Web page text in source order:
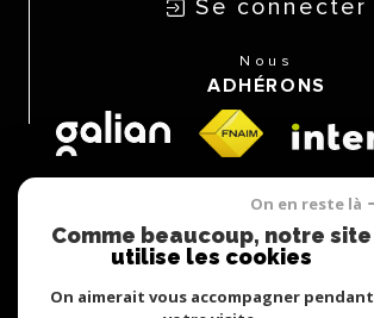
Se connecter
Nous
ADHÉRONS
On en reste là
Comme beaucoup, notre site
utilise les cookies
On aimerait vous accompagner pendant